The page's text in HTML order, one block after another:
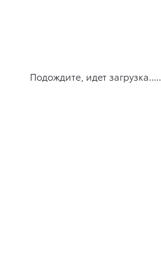
Подождите, идет загрузка.....